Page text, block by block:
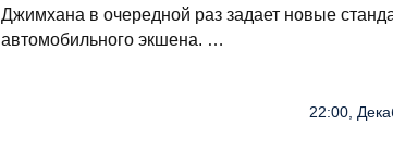
Джимхана в очередной раз задает новые
автомобильного экшена. …
22:00,